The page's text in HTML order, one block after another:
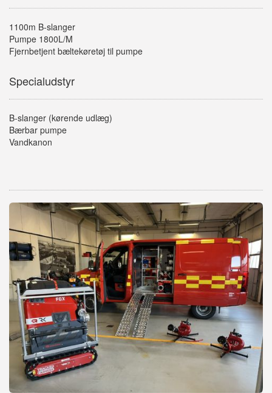
1100m B-slanger
Pumpe 1800L/M
Fjernbetjent bæltekøretøj til pumpe
Specialudstyr
B-slanger (kørende udlæg)
Bærbar pumpe
Vandkanon